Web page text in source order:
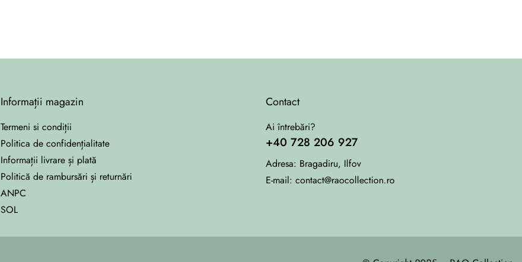
Informații magazin
Termeni si condiții
Politica de confidențialitate
Informații livrare și plată
Politică de rambursări și returnări
ANPC
SOL
Contact
Ai întrebări?
+40 728 206 927
Adresa: Bragadiru, Ilfov
E-mail: contact@raocollection.ro